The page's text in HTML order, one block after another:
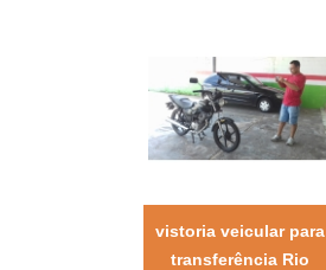
vistoria veicular para
transferência Rio